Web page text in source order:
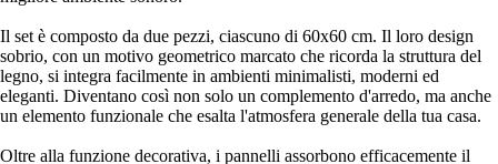
Il set è composto da due pezzi, ciascuno di 60x60 cm. Il loro design
sobrio, con un motivo geometrico marcato che ricorda la struttura del
legno, si integra facilmente in ambienti minimalisti, moderni ed
eleganti. Diventano così non solo un complemento d'arredo, ma anche
un elemento funzionale che esalta l'atmosfera generale della tua casa.
Oltre alla funzione decorativa, i pannelli assorbono efficacemente il